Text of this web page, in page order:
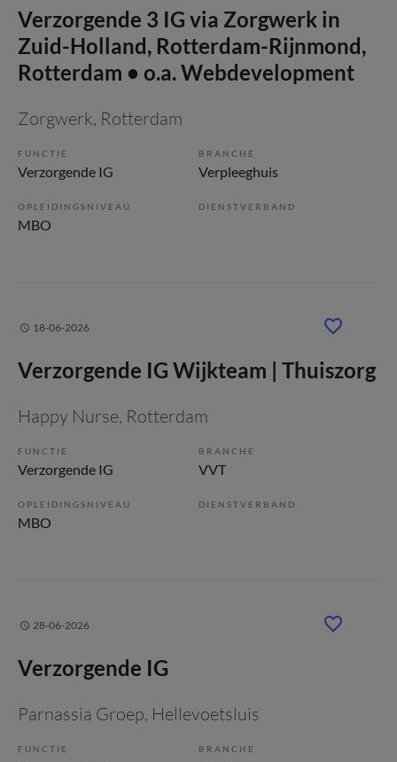
Verzorgende 3 IG via Zorgwerk in
Zuid-Holland, Rotterdam-Rijnmond,
Rotterdam • o.a. Webdevelopment
Zorgwerk, Rotterdam
FUNCTIE
Verzorgende IG
BRANCHE
Verpleeghuis
OPLEIDINGSNIVEAU
MBO
DIENSTVERBAND
18-06-2026
Verzorgende IG Wijkteam | Thuiszorg
Happy Nurse, Rotterdam
FUNCTIE
Verzorgende IG
BRANCHE
VVT
OPLEIDINGSNIVEAU
MBO
DIENSTVERBAND
28-06-2026
Verzorgende IG
Parnassia Groep, Hellevoetsluis
FUNCTIE BRANCHE